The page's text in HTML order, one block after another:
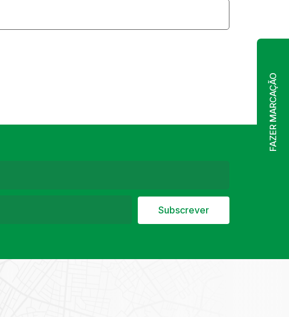
FAZER MARCAÇÃO
Subscrever